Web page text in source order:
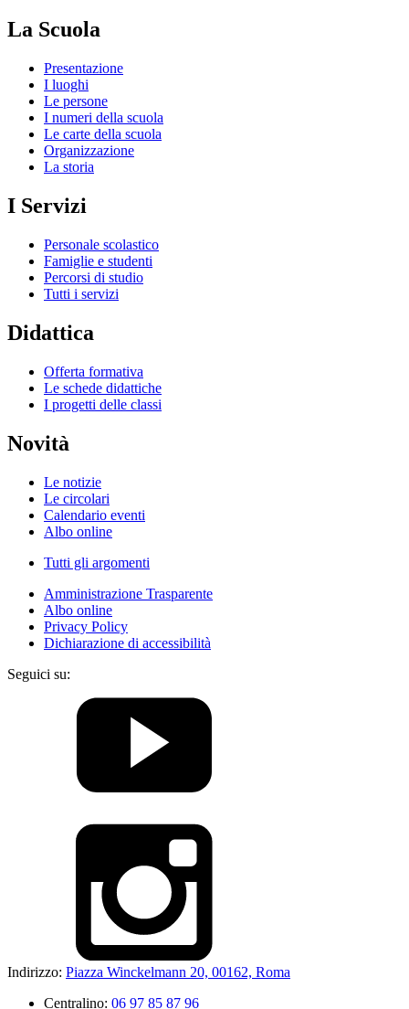
La Scuola
Presentazione
I luoghi
Le persone
I numeri della scuola
Le carte della scuola
Organizzazione
La storia
I Servizi
Personale scolastico
Famiglie e studenti
Percorsi di studio
Tutti i servizi
Didattica
Offerta formativa
Le schede didattiche
I progetti delle classi
Novità
Le notizie
Le circolari
Calendario eventi
Albo online
Tutti gli argomenti
Amministrazione Trasparente
Albo online
Privacy Policy
Dichiarazione di accessibilità
Seguici su:
Indirizzo: Piazza Winckelmann 20, 00162, Roma
Centralino: 06 97 85 87 96